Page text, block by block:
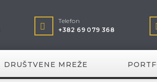
Telefon
+382 69 079 368
DRUŠTVENE MREŽE